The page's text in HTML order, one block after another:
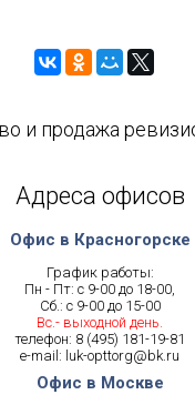
и продажа
Адреса офисов
Офис в Красногорске
График работы:
Пн - Пт: с 9-00 до 18-00,
Сб.: с 9-00 до 15-00
Вс.- выходной день.
телефон: 8 (495) 181-19-81
e-mail: luk-opttorg@bk.ru
Офис в Москве